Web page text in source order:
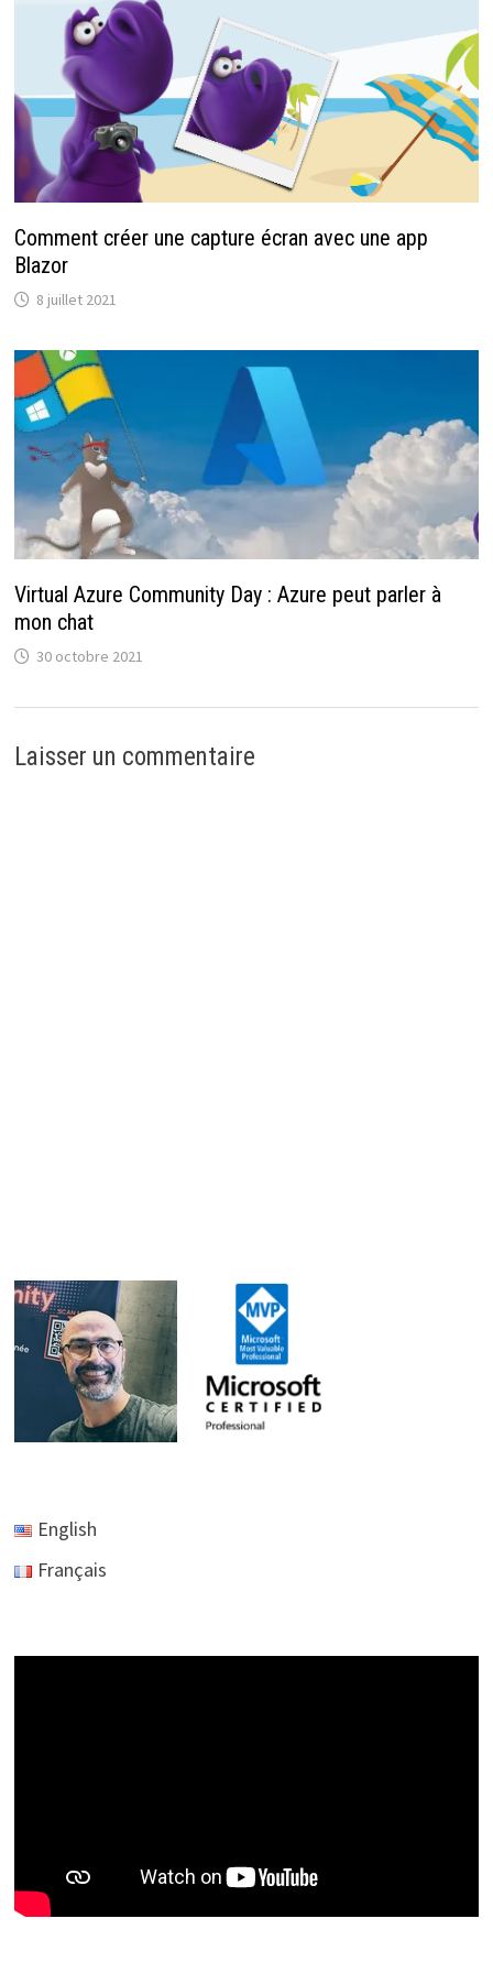
Comment créer une capture écran avec une app
Blazor
8 juillet 2021
Virtual Azure Community Day : Azure peut parler à
mon chat
30 octobre 2021
Laisser un commentaire
English
Français